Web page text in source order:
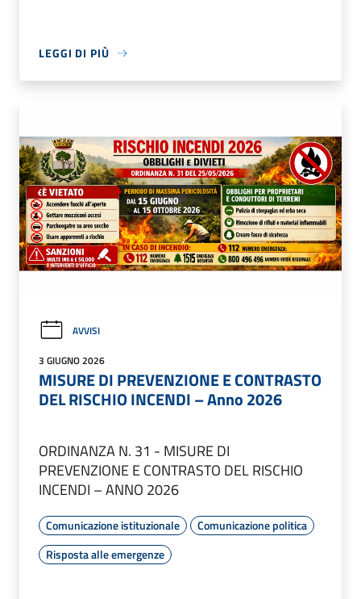
LEGGI DI PIÙ
AVVISI
3 GIUGNO 2026
MISURE DI PREVENZIONE E CONTRASTO
DEL RISCHIO INCENDI – Anno 2026
ORDINANZA N. 31 - MISURE DI
PREVENZIONE E CONTRASTO DEL RISCHIO
INCENDI – ANNO 2026
Comunicazione istituzionale
Comunicazione politica
Risposta alle emergenze